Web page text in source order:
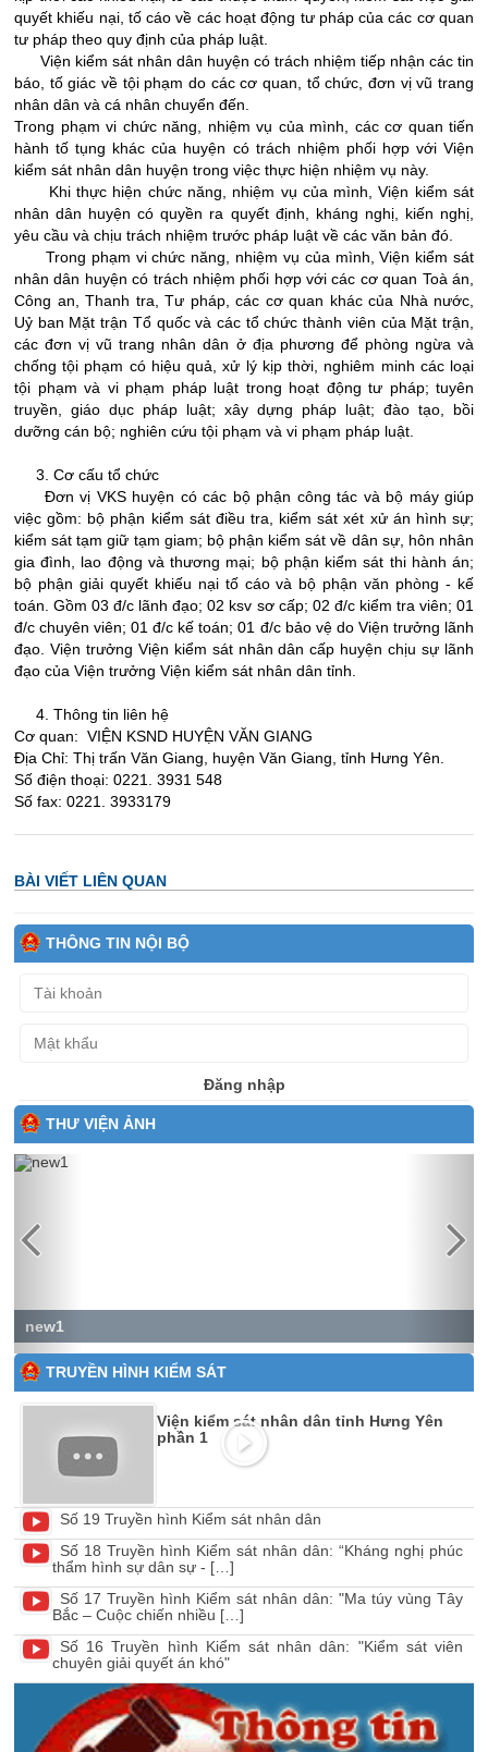
quyết khiếu nại, tố cáo về các hoạt động tư pháp của các cơ quan
tư pháp theo quy định của pháp luật.
Viện kiểm sát nhân dân huyện có trách nhiệm tiếp nhận các tin
báo, tố giác về tội phạm do các cơ quan, tổ chức, đơn vị vũ trang
nhân dân và cá nhân chuyển đến.
Trong phạm vi chức năng, nhiệm vụ của mình, các cơ quan tiến
hành tố tụng khác của huyện có trách nhiệm phối hợp với Viện
kiểm sát nhân dân huyện trong việc thực hiện nhiệm vụ này.
Khi thực hiện chức năng, nhiệm vụ của mình, Viện kiểm sát
nhân dân huyện có quyền ra quyết định, kháng nghị, kiến nghị,
yêu cầu và chịu trách nhiệm trước pháp luật về các văn bản đó.
Trong phạm vi chức năng, nhiệm vụ của mình, Viện kiểm sát
nhân dân huyện có trách nhiệm phối hợp với các cơ quan Toà án,
Công an, Thanh tra, Tư pháp, các cơ quan khác của Nhà nước,
Uỷ ban Mặt trận Tổ quốc và các tổ chức thành viên của Mặt trận,
các đơn vị vũ trang nhân dân ở địa phương để phòng ngừa và
chống tội phạm có hiệu quả, xử lý kịp thời, nghiêm minh các loại
tội phạm và vi phạm pháp luật trong hoạt động tư pháp; tuyên
truyền, giáo dục pháp luật; xây dựng pháp luật; đào tạo, bồi
dưỡng cán bộ; nghiên cứu tội phạm và vi phạm pháp luật.
3. Cơ cấu tổ chức
Đơn vị VKS huyện có các bộ phận công tác và bộ máy giúp
việc gồm: bộ phận kiểm sát điều tra, kiểm sát xét xử án hình sự;
kiểm sát tạm giữ tạm giam; bộ phận kiểm sát về dân sự, hôn nhân
gia đình, lao động và thương mại; bộ phận kiểm sát thi hành án;
bộ phận giải quyết khiếu nại tố cáo và bộ phận văn phòng - kế
toán. Gồm 03 đ/c lãnh đạo; 02 ksv sơ cấp; 02 đ/c kiểm tra viên; 01
đ/c chuyên viên; 01 đ/c kế toán; 01 đ/c bảo vệ do Viện trưởng lãnh
đạo. Viện trưởng Viện kiểm sát nhân dân cấp huyện chịu sự lãnh
đạo của Viện trưởng Viện kiểm sát nhân dân tỉnh.
4. Thông tin liên hệ
Cơ quan: VIỆN KSND HUYỆN VĂN GIANG
Địa Chỉ: Thị trấn Văn Giang, huyện Văn Giang, tỉnh Hưng Yên.
Số điện thoại: 0221. 3931 548
Số fax: 0221. 3933179
BÀI VIẾT LIÊN QUAN
THÔNG TIN NỘI BỘ
Đăng nhập
THƯ VIỆN ẢNH
new1
Previous
TRUYỀN HÌNH KIỂM SÁT
Viện kiểm sát nhân dân tỉnh Hưng Yên
phần 1
Số 19 Truyền hình Kiểm sát nhân dân
Số 18 Truyền hình Kiểm sát nhân dân: “Kháng nghị phúc
thẩm hình sự dân sự - […]
Số 17 Truyền hình Kiểm sát nhân dân: "Ma túy vùng Tây
Bắc – Cuộc chiến nhiều […]
Số 16 Truyền hình Kiểm sát nhân dân: "Kiểm sát viên
chuyên giải quyết án khó"